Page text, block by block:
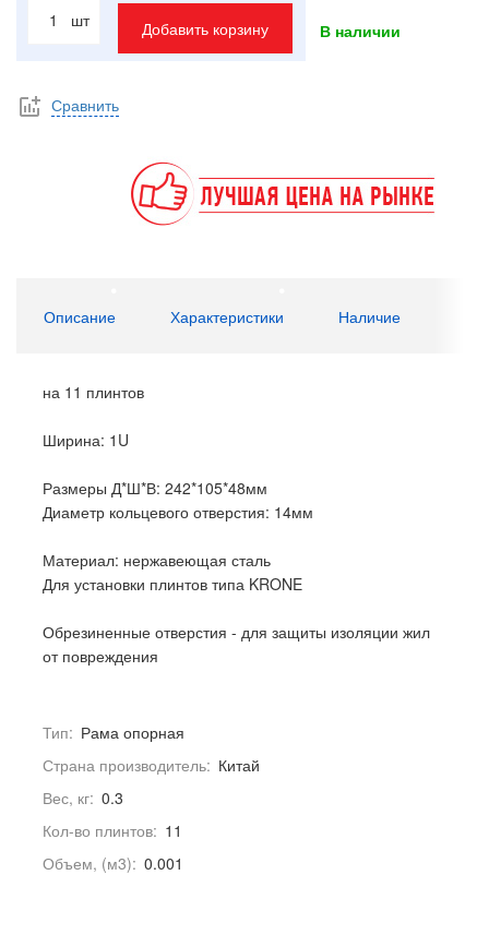
шт Добавить корзину В наличии
Сравнить
Описание Характеристики Наличие
на 11 плинтов
Ширина: 1U
Размеры Д*Ш*В: 242*105*48мм
Диаметр кольцевого отверстия: 14мм
Материал: нержавеющая сталь
Для установки плинтов типа KRONE
Обрезиненные отверстия - для защиты изоляции жил
от повреждения
Тип: Рама опорная
Страна производитель: Китай
Вес, кг: 0.3
Кол-во плинтов: 11
Объем, (м3): 0.001